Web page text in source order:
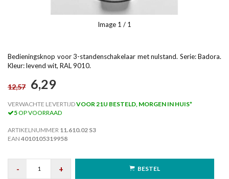
Image 1 / 1
Bedieningsknop voor 3-standenschakelaar met nulstand. Serie: Badora.
Kleur: levend wit, RAL 9010.
12,57 6,29
VERWACHTE LEVERTIJDVOOR 21U BESTELD, MORGEN IN HUIS*
5OP VOORRAAD
ARTIKELNUMMER 11.610.02 S3
EAN 4010105319958
- + BESTEL